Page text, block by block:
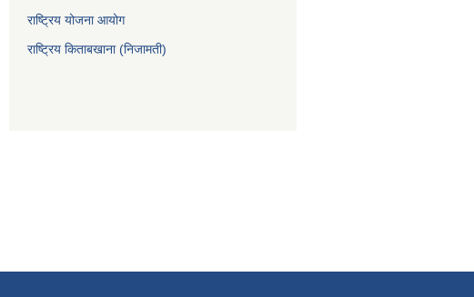
राष्ट्रिय योजना आयोग
राष्ट्रिय किताबखाना (निजामती)